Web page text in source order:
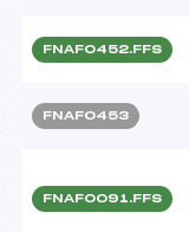
FNAF0452.FFS
FNAF0453
FNAF0091.FFS